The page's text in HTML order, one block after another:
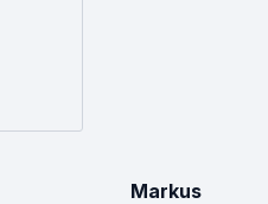
Markus